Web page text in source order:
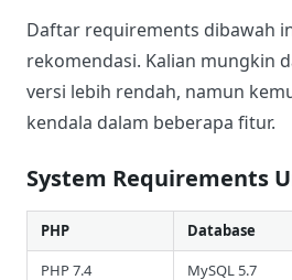
Daftar requirements dibawah
rekomendasi. Kalian mungkin
versi lebih rendah, namun
kendala dalam beberapa fitur.
System Requirements
PHP Database
PHP 7.4
MySQL 5.7